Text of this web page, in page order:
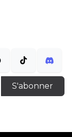
S'abonner